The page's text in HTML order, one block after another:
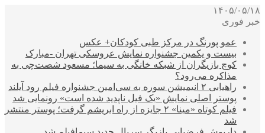
۱۴۰۵/۰۵/۱۸
خبر فوری
عمو پورنگ در مرکز طبی کودکان+ عکس
بیست و یکمین جشنواره نمایش عروسکی تهران -مبارک
کوچ بازیگران از شبکه خانگی به سیما؛ مسعود شصت‌چی به
مذاکره می‌رود؟
راهیابی ۲ انیمیشن سوره به سی‌امین جشنواره فیلم رود آیلند
پوستر اصلی نمایش «یک فیل ناپدید شده است» رونمایی شد
فیلم کوتاه «مینا» ۲ جایزه از راه ابریشم گرفت؛ پوستر منتشر
شد